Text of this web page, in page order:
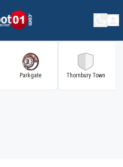
Parkgate Thornbury Town